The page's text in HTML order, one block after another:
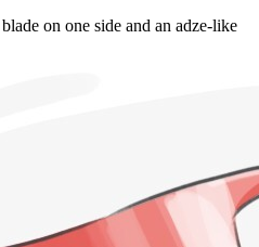
on one side and an adze-like